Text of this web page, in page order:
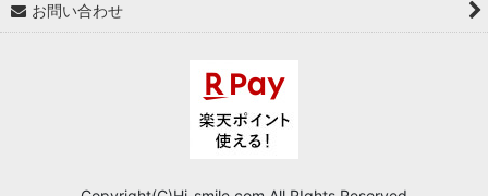
お問い合わせ